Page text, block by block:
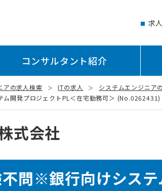
求
コンサルタント紹介
アの求人検索 ITの求人
システムエンジニア
開発プロジェクトPL＜在宅勤務可＞ (No.0262431)
式会社
問※銀行向けシステ